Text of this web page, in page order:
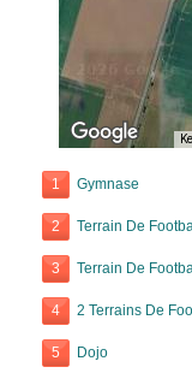
1 Gymnase
2 Terrain De
3 Terrain De
4 2 Terrains De
5 Dojo